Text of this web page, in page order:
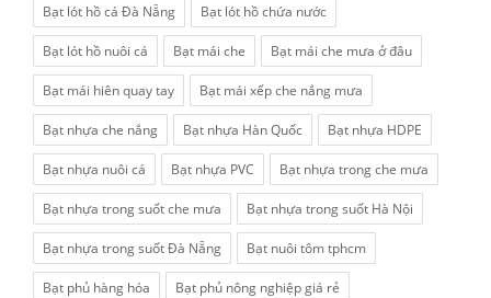
Bạt lót hồ cá Đà Nẵng Bạt lót hồ chứa nước
Bạt lót hồ nuôi cá Bạt mái che Bạt mái che mưa ở đâu
Bạt mái hiên quay tay Bạt mái xếp che nắng mưa
Bạt nhựa che nắng Bạt nhựa Hàn Quốc Bạt nhựa HDPE
Bạt nhựa nuôi cá Bạt nhựa PVC Bạt nhựa trong che mưa
Bạt nhựa trong suốt che mưa Bạt nhựa trong suốt Hà Nội
Bạt nhựa trong suốt Đà Nẵng Bạt nuôi tôm tphcm
Bạt phủ hàng hóa Bạt phủ nông nghiệp giá rẻ